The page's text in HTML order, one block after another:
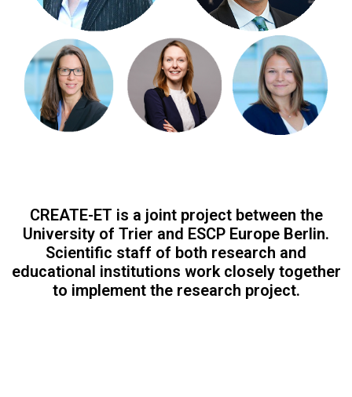
CREATE-ET is a joint project between the
University of Trier and ESCP Europe Berlin.
Scientific staff of both research and
educational institutions work closely together
to implement the research project.